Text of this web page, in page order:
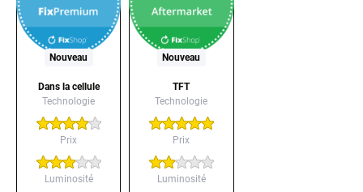
Nouveau
Dans la cellule
Technologie
Prix
Luminosité
Nouveau
TFT
Technologie
Prix
Luminosité